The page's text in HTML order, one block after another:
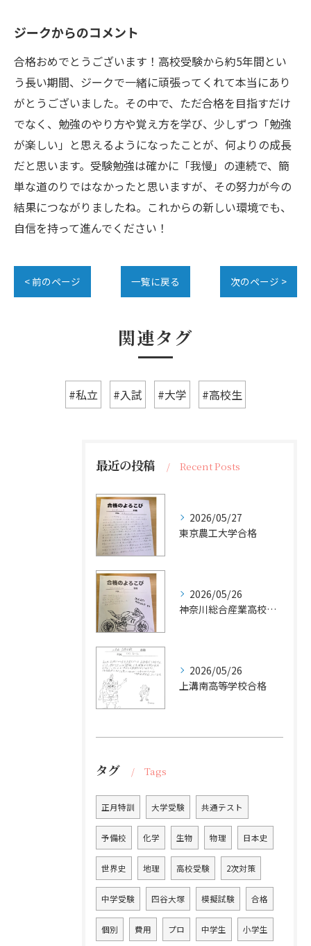
ジークからのコメント
合格おめでとうございます！高校受験から約5年間とい
う長い期間、ジークで一緒に頑張ってくれて本当にあり
がとうございました。その中で、ただ合格を目指すだけ
でなく、勉強のやり方や覚え方を学び、少しずつ「勉強
が楽しい」と思えるようになったことが、何よりの成長
だと思います。受験勉強は確かに「我慢」の連続で、簡
単な道のりではなかったと思いますが、その努力が今の
結果につながりましたね。これからの新しい環境でも、
自信を持って進んでください！
< 前のページ 一覧に戻る 次のページ >
関連タグ
#私立 #入試 #大学 #高校生
最近の投稿 Recent Posts
2026/05/27
東京農工大学合格
2026/05/26
神奈川総合産業高校合格
2026/05/26
上溝南高等学校合格
タグ Tags
正月特訓 大学受験 共通テスト
予備校 化学 生物 物理 日本史
世界史 地理 高校受験 2次対策
中学受験 四谷大塚 模擬試験 合格
個別 費用 プロ 中学生 小学生